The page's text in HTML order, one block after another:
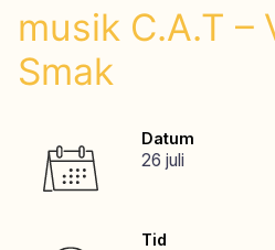
musik C.A.T –
Smak
Datum
26 juli
Tid